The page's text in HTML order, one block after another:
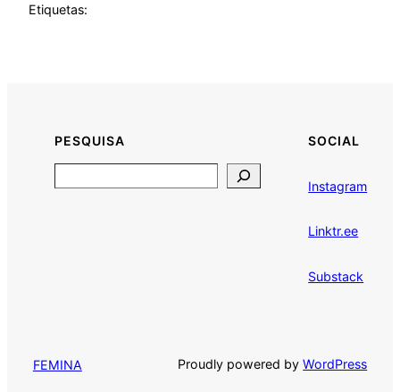
Etiquetas:
PESQUISA SOCIAL
Instagram
Linktr.ee
Substack
FEMINA Proudly powered byWordPress